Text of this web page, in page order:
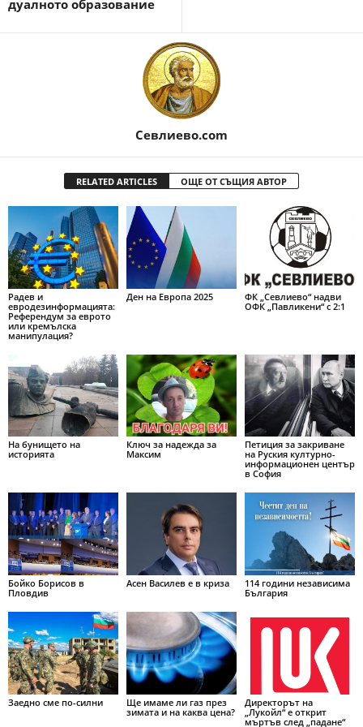
дуалното образование
Севлиево.com
RELATED ARTICLES ОЩЕ ОТ СЪЩИЯ АВТОР
Радев и
евродезинформацията:
Референдум за еврото
или кремълска
манипулация?
Ден на Европа 2025
ФК „Севлиево“ надви
ОФК „Павликени“ с 2:1
На бунището на
историята
Ключ за надежда за
Максим
Петиция за закриване
на Руския културно-
информационен център
в София
Бойко Борисов в
Пловдив
Асен Василев е в криза
114 години независима
България
Заедно сме по-силни
Ще имаме ли газ през
зимата и на каква цена?
Директорът на
„Лукойл“ е открит
мъртъв след „падане“